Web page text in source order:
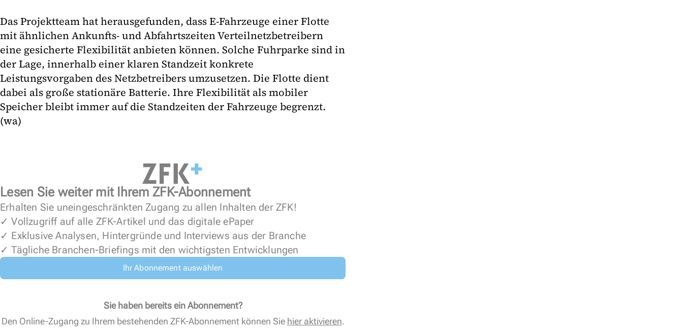
Das Projektteam hat herausgefunden, dass E-Fahrzeuge einer Flotte
mit ähnlichen Ankunfts- und Abfahrtszeiten Verteilnetzbetreibern
eine gesicherte Flexibilität anbieten können. Solche Fuhrparke sind in
der Lage, innerhalb einer klaren Standzeit konkrete
Leistungsvorgaben des Netzbetreibers umzusetzen. Die Flotte dient
dabei als große stationäre Batterie. Ihre Flexibilität als mobiler
Speicher bleibt immer auf die Standzeiten der Fahrzeuge begrenzt.
(wa)
Lesen Sie weiter mit Ihrem ZFK-Abonnement
Erhalten Sie uneingeschränkten Zugang zu allen Inhalten der ZFK!
✓ Vollzugriff auf alle ZFK-Artikel und das digitale ePaper
✓ Exklusive Analysen, Hintergründe und Interviews aus der Branche
✓ Tägliche Branchen-Briefings mit den wichtigsten Entwicklungen
Ihr Abonnement auswählen
Sie haben bereits ein Abonnement?
Den Online-Zugang zu Ihrem bestehenden ZFK-Abonnement können Sie hier aktivieren.